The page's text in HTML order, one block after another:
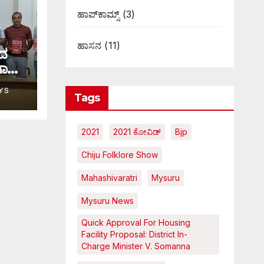
ಹಾಪ್‌ಕಾಮ್ಸ್‌(3)
ಹಾಸನ (11)
Tags
2021 2021 ಕೋವಿಡ್‌ Bjp
Chiju Folklore Show
Mahashivaratri Mysuru
Mysuru News
Quick Approval For Housing
Facility Proposal: District In-
Charge Minister V. Somanna